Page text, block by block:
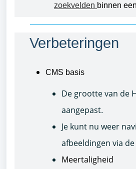
zoekvelden binnen
Verbeteringen
CMS basis
De grootte van de
aangepast.
Je kunt nu weer
afbeeldingen via
Meertaligheid